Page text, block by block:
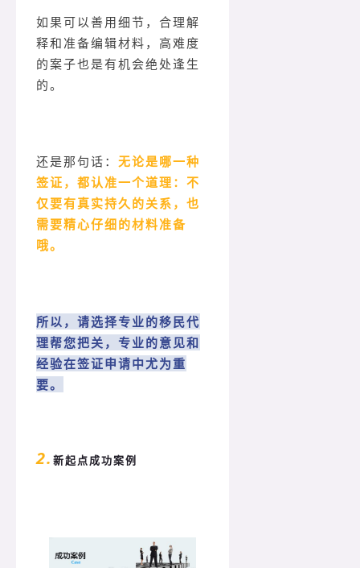
如果可以善用细节，合理解
释和准备编辑材料，高难度
的案子也是有机会绝处逢生
的。
还是那句话： 无论是哪一种
签证，都认准一个道理：不
仅要有真实持久的关系，也
需要精心仔细的材料准备
哦。
所以，请选择专业的移民代
理帮您把关，专业的意见和
经验在签证申请中尤为重
要。
2. 新起点成功案例